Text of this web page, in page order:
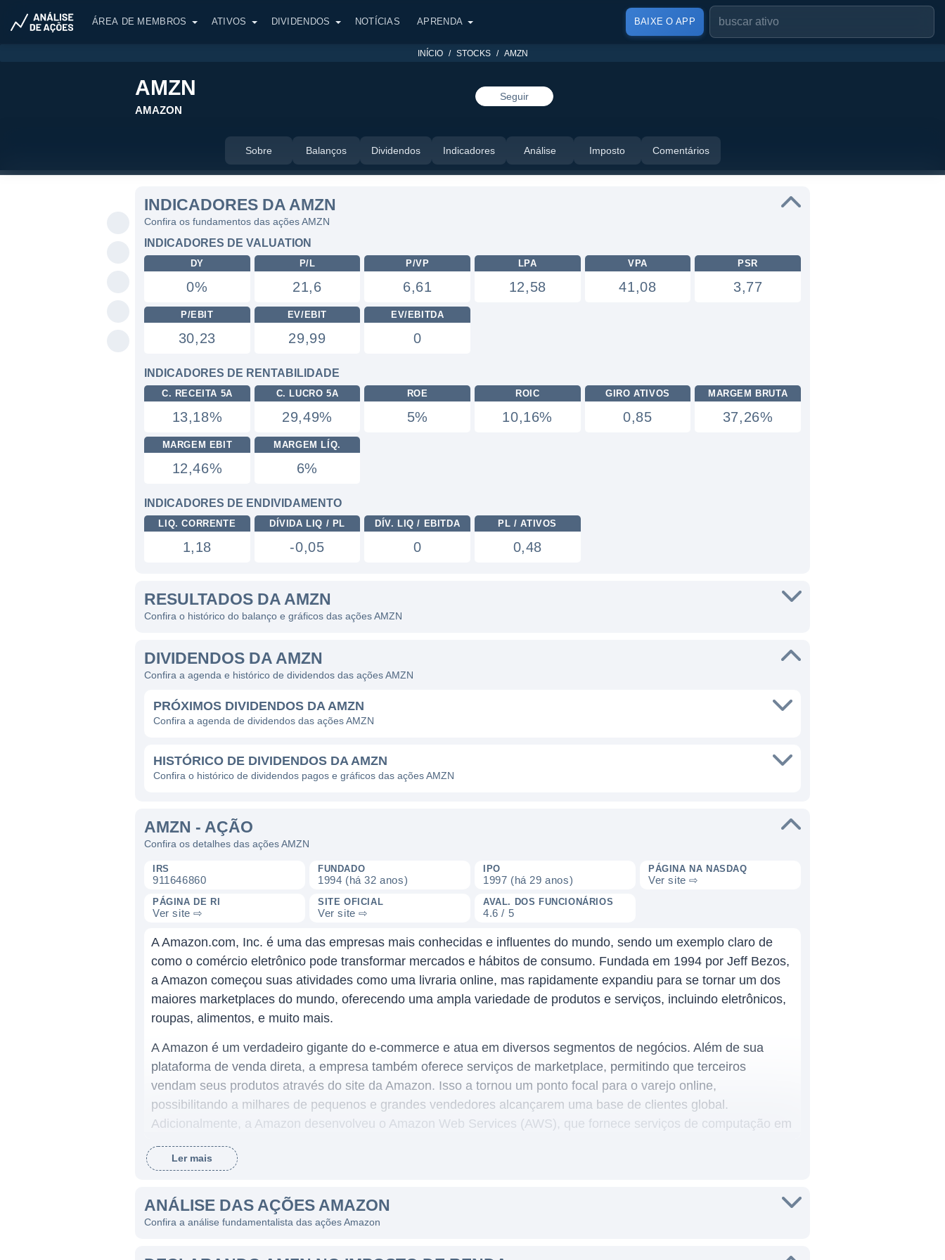
ÁREA DE MEMBROS ATIVOS DIVIDENDOS NOTÍCIAS APRENDA BAIXE O APP
INÍCIO STOCKS AMZN
AMZN
AMAZON
Seguir
Sobre Balanços Dividendos Indicadores Análise Imposto Comentários
INDICADORES DA AMZN
Confira os fundamentos das ações AMZN
INDICADORES DE VALUATION
DY
0%
P/L
21,6
P/VP
6,61
LPA
12,58
VPA
41,08
PSR
3,77
P/EBIT
30,23
EV/EBIT
29,99
EV/EBITDA
0
INDICADORES DE RENTABILIDADE
C. RECEITA 5A
13,18%
C. LUCRO 5A
29,49%
ROE
5%
ROIC
10,16%
GIRO ATIVOS
0,85
MARGEM BRUTA
37,26%
MARGEM EBIT
12,46%
MARGEM LÍQ.
6%
INDICADORES DE ENDIVIDAMENTO
LIQ. CORRENTE
1,18
DÍVIDA LIQ / PL
-0,05
DÍV. LIQ / EBITDA
0
PL / ATIVOS
0,48
RESULTADOS DA AMZN
Confira o histórico do balanço e gráficos das ações AMZN
DIVIDENDOS DA AMZN
Confira a agenda e histórico de dividendos das ações AMZN
PRÓXIMOS DIVIDENDOS DA AMZN
Confira a agenda de dividendos das ações AMZN
HISTÓRICO DE DIVIDENDOS DA AMZN
Confira o histórico de dividendos pagos e gráficos das ações AMZN
AMZN - AÇÃO
Confira os detalhes das ações AMZN
IRS
911646860
FUNDADO
1994 (há 32 anos)
IPO
1997 (há 29 anos)
PÁGINA NA NASDAQ
Ver site ⇨
PÁGINA DE RI
Ver site ⇨
SITE OFICIAL
Ver site ⇨
AVAL. DOS FUNCIONÁRIOS
4.6 / 5
A Amazon.com, Inc. é uma das empresas mais conhecidas e influentes do mundo, sendo um exemplo claro de
como o comércio eletrônico pode transformar mercados e hábitos de consumo. Fundada em 1994 por Jeff Bezos,
a Amazon começou suas atividades como uma livraria online, mas rapidamente expandiu para se tornar um dos
maiores marketplaces do mundo, oferecendo uma ampla variedade de produtos e serviços, incluindo eletrônicos,
roupas, alimentos, e muito mais.
A Amazon é um verdadeiro gigante do e-commerce e atua em diversos segmentos de negócios. Além de sua
plataforma de venda direta, a empresa também oferece serviços de marketplace, permitindo que terceiros
vendam seus produtos através do site da Amazon. Isso a tornou um ponto focal para o varejo online,
possibilitando a milhares de pequenos e grandes vendedores alcançarem uma base de clientes global.
Adicionalmente, a Amazon desenvolveu o Amazon Web Services (AWS), que fornece serviços de computação em
nuvem para empresas, sendo um dos principais motores de receita da companhia.
A atuação da Amazon transcende o comércio eletrônico tradicional e abrange vários setores da economia. Além
de ser um dos maiores varejistas do mundo, a empresa é igualmente reconhecida por suas inovações em
Ler mais
ANÁLISE DAS AÇÕES AMAZON
Confira a análise fundamentalista das ações Amazon